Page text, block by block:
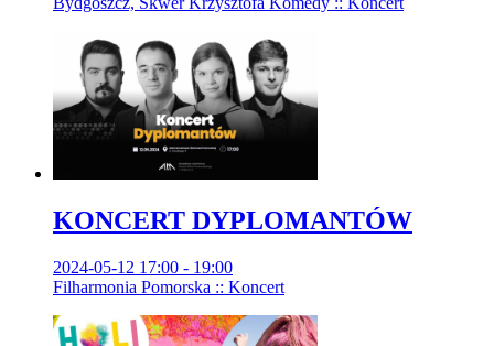
KONCERT DYPLOMANTÓW
2024-05-12 17:00 - 19:00
Filharmonia Pomorska :: Koncert